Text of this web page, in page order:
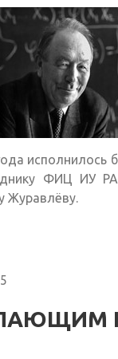
исполнилось
ФИЦ ИУ
Журавлёву.